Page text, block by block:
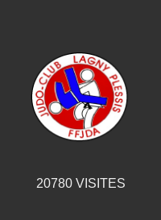
20780VISITES